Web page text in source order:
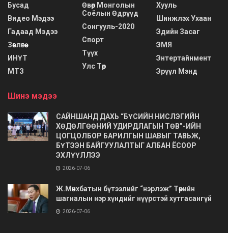
Бусад
Видео Мэдээ
Гадаад Мэдээ
Зөвлөгөө
ИНҮТ
МТЗ
Өвөр Монголын
Соёлын Өдрүүд
Сонгууль-2020
Спорт
Түүх
Улс Төр
Хууль
Шинжлэх Ухаан
Эдийн Засаг
ЭМЯ
Энтертайнмент
Эрүүл Мэнд
Шинэ мэдээ
САЙНШАНД ДАХЬ “БҮСИЙН НИСЛЭГИЙН
ХӨДӨЛГӨӨНИЙ УДИРДЛАГЫН ТӨВ”-ИЙН
ЦОГЦОЛБОР БАРИЛГЫН ШАВЫГ ТАВЬЖ,
БҮТЭЭН БАЙГУУЛАЛТЫГ АЛБАН ЁСООР
ЭХЛҮҮЛЛЭЭ
2026-07-06
Ж.Мөнхбатын бүтээлийг “нэрлэж” Төрийн
шагналын нэр хүндийг нүүрстэй хутгасангүй
2026-07-06